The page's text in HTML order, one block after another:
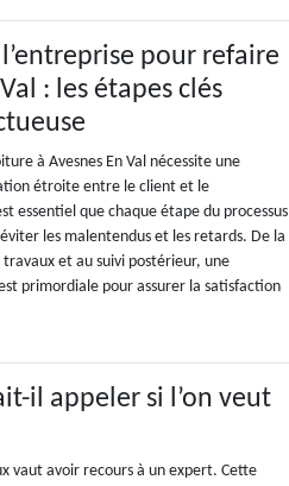
pour refaire
: les étapes clés
à Avesnes En Val nécessite une
étroite entre le client et le
essentiel que chaque étape du processus
les malentendus et les retards. De la
et au suivi postérieur, une
primordiale pour assurer la satisfaction
il appeler si l’on veut
vaut avoir recours à un expert. Cette